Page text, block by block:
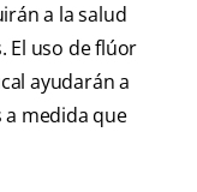
a la salud
El uso de flúor
ayudarán a
medida que